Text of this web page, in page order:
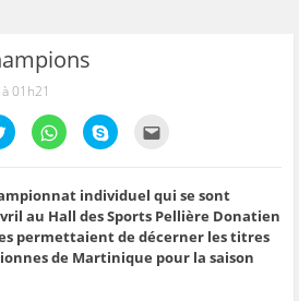
01h21
C
l
e
z
p
o
u
r
C
l
e
z
p
o
u
r
C
l
e
z
p
o
u
r
e
z
p
o
u
r
individuel qui se sont
au Hall des Sports Pellière Donatien
permettaient de décerner les titres
de Martinique pour la saison